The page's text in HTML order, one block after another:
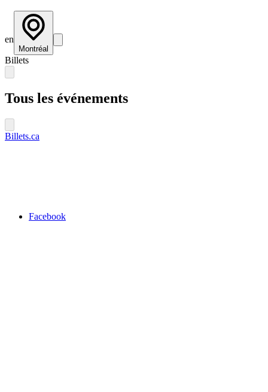
en
Montréal
Billets
Tous les événements
Billets.ca
Facebook